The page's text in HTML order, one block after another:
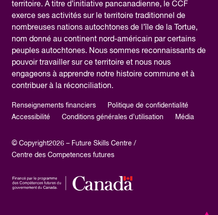
territoire. À titre d’initiative pancanadienne, le CCF
exerce ses activités sur le territoire traditionnel de
nombreuses nations autochtones de l’île de la Tortue,
nom donné au continent nord-américain par certains
peuples autochtones. Nous sommes reconnaissants de
pouvoir travailler sur ce territoire et nous nous
engageons à apprendre notre histoire commune et à
contribuer à la réconciliation.
Renseignements financiers
Politique de confidentialité
Accessibilité
Conditions générales d’utilisation Média
© Copyright2026 – Future Skills Centre /
Centre des Competences futures